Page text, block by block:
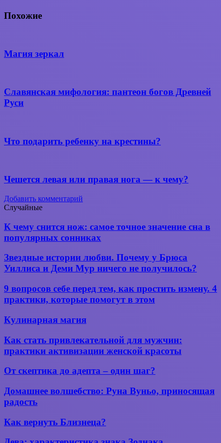
через
Похожие
Магия зеркал
Славянская мифология: пантеон богов Древней
Руси
Что подарить ребенку на крестины?
Чешется левая или правая нога — к чему?
Добавить комментарий
Случайные
К
снится
самое
точное
сна
в
популярных
К чему снится нож: самое точное значение сна в
популярных сонниках
Звездные
истории
любви.
у
Брюса
и
Деми
Мур
ничего
не
Звездные истории любви. Почему у Брюса
Уиллиса и Деми Мур ничего не получилось?
9
вопросов
себе
тем,
простить
измену.
практики,
которые
в
этом
9 вопросов себе перед тем, как простить измену. 4
практики, которые помогут в этом
Кулинарная
магия
Кулинарная магия
Как
привлекательной
мужчин:
активизации
женской
красоты
Как стать привлекательной для мужчин:
практики активизации женской красоты
От
до
адепта
–
шаг?
От скептика до адепта – один шаг?
Домашнее
волшебство:
Руна
приносящая
Домашнее волшебство: Руна Вуньо, приносящая
радость
Как
Близнеца?
Как вернуть Близнеца?
Дева: